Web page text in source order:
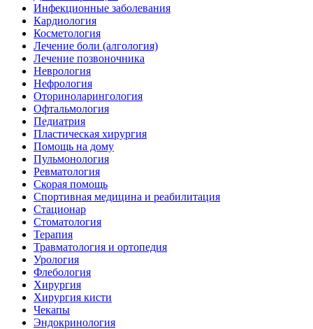
Инфекционные заболевания
Кардиология
Косметология
Лечение боли (алгология)
Лечение позвоночника
Неврология
Нефрология
Оториноларингология
Офтальмология
Педиатрия
Пластическая хирургия
Помощь на дому
Пульмонология
Ревматология
Скорая помощь
Спортивная медицина и реабилитация
Стационар
Стоматология
Терапия
Травматология и ортопедия
Урология
Флебология
Хирургия
Хирургия кисти
Чекапы
Эндокринология